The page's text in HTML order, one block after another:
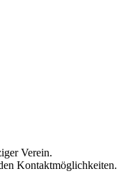
Verein.
Kontaktmöglichkeiten.